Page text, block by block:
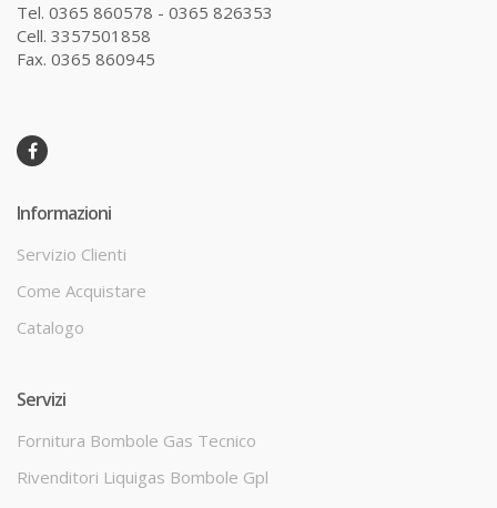
Tel. 0365 860578 - 0365 826353
Cell. 3357501858
Fax. 0365 860945
Informazioni
Servizio Clienti
Come Acquistare
Catalogo
Servizi
Fornitura Bombole Gas Tecnico
Rivenditori Liquigas Bombole Gpl